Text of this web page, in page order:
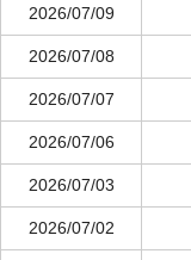
2026/07/09
2026/07/08
2026/07/07
2026/07/06
2026/07/03
2026/07/02